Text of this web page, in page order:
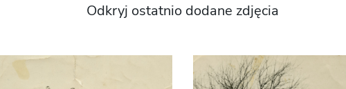
Odkryj ostatnio dodane zdjęcia